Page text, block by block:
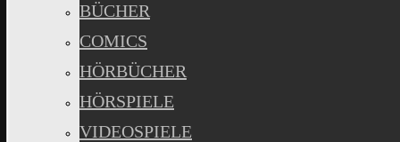
BÜCHER
COMICS
HÖRBÜCHER
HÖRSPIELE
VIDEOSPIELE